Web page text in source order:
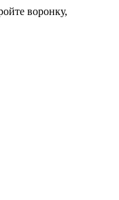
воронку,